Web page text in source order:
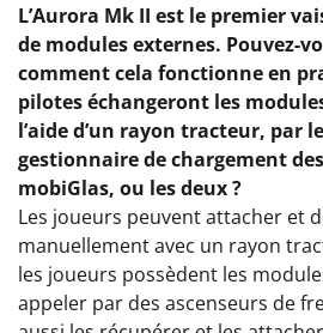
L’Aurora Mk II est le premier
de modules externes. Pouvez-
comment cela fonctionne en
pilotes échangeront les
l’aide d’un rayon tracteur, par
gestionnaire de chargement
mobiGlas, ou les deux ?
Les joueurs peuvent attacher et
manuellement avec un rayon
les joueurs possèdent les
appeler par des ascenseurs de